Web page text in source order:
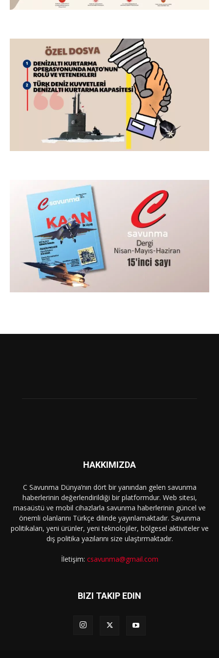
HAKKIMIZDA
C Savunma Dünya’nın dört bir yanından gelen savunma
haberlerinin değerlendirildiği bir platformdur. Web sitesi,
masaüstü ve mobil cihazlarla savunma haberlerinin güncel ve
önemli olanlarını Türkçe dilinde yayınlamaktadır. Savunma
politikaları, yeni ürünler, yeni teknolojiler, bölgesel aktiviteler ve
dış politika yazılarını size ulaştırmaktadır.
İletişim: csavunma@gmail.com
BIZI TAKIP EDIN